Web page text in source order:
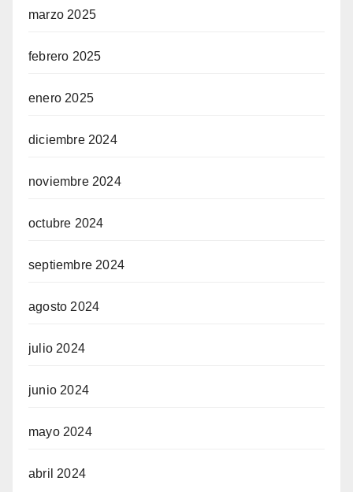
marzo 2025
febrero 2025
enero 2025
diciembre 2024
noviembre 2024
octubre 2024
septiembre 2024
agosto 2024
julio 2024
junio 2024
mayo 2024
abril 2024